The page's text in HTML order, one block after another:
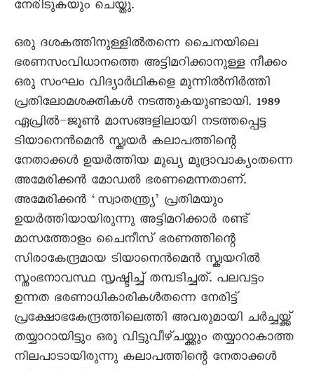
നേരിടുകയും ചെയ്തു.
ഒരു ദശകത്തിനുള്ളിൽതന്നെ ചെെനയിലെ
ഭരണസംവിധാനത്തെ അട്ടിമറിക്കാനുള്ള നീക്കം
ഒരു സംഘം വിദ്യാർഥികളെ മുന്നിൽനിർത്തി
പ്രതിലോമശക്തികൾ നടത്തുകയുണ്ടായി. 1989
ഏപ്രിൽ–ജൂൺ മാസങ്ങളിലായി നടത്തപ്പെട്ട
ടിയാനെൻമെൻ സ്ക്വയർ കലാപത്തിന്റെ
നേതാക്കൾ ഉയർത്തിയ മുഖ്യ മുദ്രാവാക്യംതന്നെ
അമേരിക്കൻ മോഡൽ ഭരണമെന്നതാണ്.
അമേരിക്കൻ ‘സ്വാതന്ത്ര്യ’ പ്രതിമയും
ഉയർത്തിയായിരുന്നു അട്ടിമറിക്കാർ രണ്ട്
മാസത്തോളം ചെെനീസ് ഭരണത്തിന്റെ
സിരാകേന്ദ്രമായ ടിയാനെൻമെൻ സ്ക്വയറിൽ
സ്തംഭനാവസ്ഥ സൃഷ്ടിച്ച് തമ്പടിച്ചത്. പലവട്ടം
ഉന്നത ഭരണാധികാരികൾതന്നെ നേരിട്ട്
പ്രക്ഷോഭകേന്ദ്രത്തിലെത്തി അവരുമായി ചർച്ചയ്ക്ക്
തയ്യാറായിട്ടും ഒരു വിട്ടുവീഴ്ചയ്ക്കും തയ്യാറാകാത്ത
നിലപാടായിരുന്നു കലാപത്തിന്റെ നേതാക്കൾ